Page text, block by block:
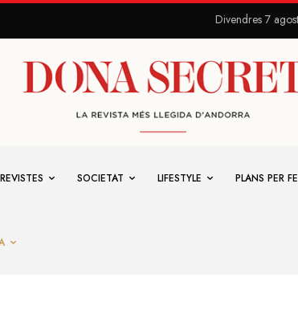
Divendres 7
SOCIETAT LIFESTYLE PLANS PER